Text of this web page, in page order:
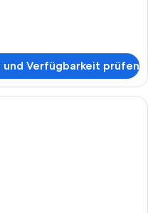
und Verfügbarkeit prüfen
Vierbettzimmer |